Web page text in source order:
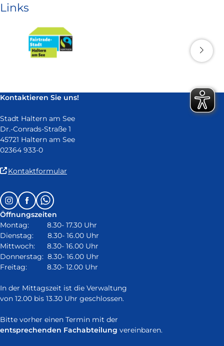
Links
Kontaktieren Sie uns!
Stadt Haltern am See
Dr.-Conrads-Straße 1
45721 Haltern am See
02364 933-0
Kontaktformular
in
neuem
Fenster)
Follow
us
on:
InstagramFacebookWhatsapp
Öffnungszeiten
Montag: 8.30- 17.30 Uhr
Dienstag: 8.30- 16.00 Uhr
Mittwoch: 8.30- 16.00 Uhr
Donnerstag: 8.30- 16.00 Uhr
Freitag: 8.30- 12.00 Uhr
In der Mittagszeit ist die Verwaltung
von 12.00 bis 13.30 Uhr geschlossen.
Bitte vorher einen Termin mit der
entsprechenden Fachabteilung vereinbaren.